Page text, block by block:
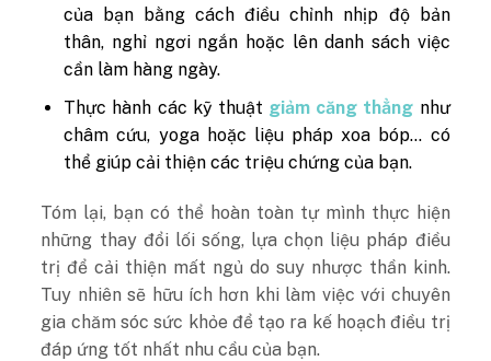
của bạn bằng cách điều chỉnh nhịp độ bản
thân, nghỉ ngơi ngắn hoặc lên danh sách việc
cần làm hàng ngày.
Thực hành các kỹ thuật giảm căng thẳng như
châm cứu, yoga hoặc liệu pháp xoa bóp… có
thể giúp cải thiện các triệu chứng của bạn.
Tóm lại, bạn có thể hoàn toàn tự mình thực hiện
những thay đổi lối sống, lựa chọn liệu pháp điều
trị để cải thiện mất ngủ do suy nhược thần kinh.
Tuy nhiên sẽ hữu ích hơn khi làm việc với chuyên
gia chăm sóc sức khỏe để tạo ra kế hoạch điều trị
đáp ứng tốt nhất nhu cầu của bạn.